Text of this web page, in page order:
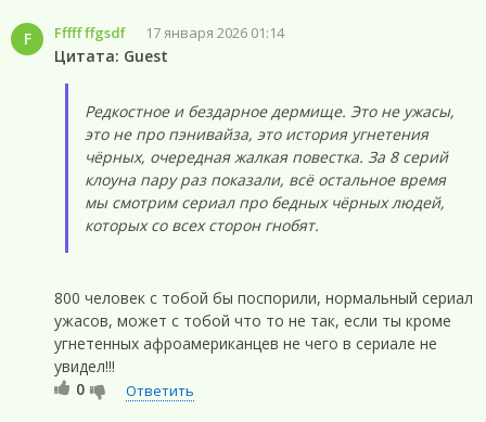
F Fffff ffgsdf 17 января 2026 01:14
Цитата: Guest
Редкостное и бездарное дермище. Это не ужасы,
это не про пэнивайза, это история угнетения
чёрных, очередная жалкая повестка. За 8 серий
клоуна пару раз показали, всё остальное время
мы смотрим сериал про бедных чёрных людей,
которых со всех сторон гнобят.
800 человек с тобой бы поспорили, нормальный сериал
ужасов, может с тобой что то не так, если ты кроме
угнетенных афроамериканцев не чего в сериале не
увидел!!!
0
Ответить